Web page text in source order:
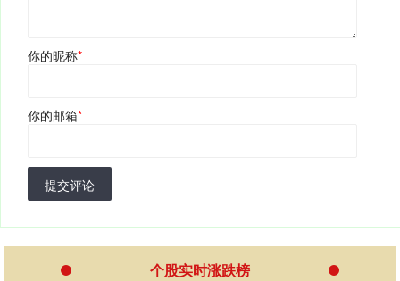
你的昵称*
你的邮箱*
提交评论
个股实时涨跌榜